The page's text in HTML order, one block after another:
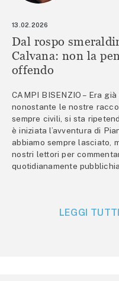
13.02.2026
Dal rospo
Calvana: non la
offendo
CAMPI BISENZIO – Era
nonostante le nostre
sempre civili, si sta
è iniziata l’avventura di
abbiamo sempre lasciato,
nostri lettori per
quotidianamente
LEGGI